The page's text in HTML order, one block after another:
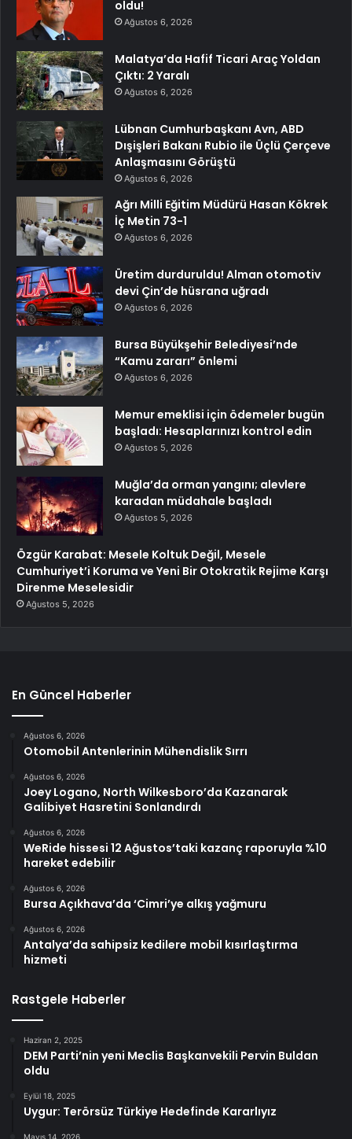
oldu!
Ağustos 6, 2026
Malatya’da Hafif Ticari Araç Yoldan
Çıktı: 2 Yaralı
Ağustos 6, 2026
Lübnan Cumhurbaşkanı Avn, ABD
Dışişleri Bakanı Rubio ile Üçlü Çerçeve
Anlaşmasını Görüştü
Ağustos 6, 2026
Ağrı Milli Eğitim Müdürü Hasan Kökrek
İç Metin 73-1
Ağustos 6, 2026
Üretim durduruldu! Alman otomotiv
devi Çin’de hüsrana uğradı
Ağustos 6, 2026
Bursa Büyükşehir Belediyesi’nde
“Kamu zararı” önlemi
Ağustos 6, 2026
Memur emeklisi için ödemeler bugün
başladı: Hesaplarınızı kontrol edin
Ağustos 5, 2026
Muğla’da orman yangını; alevlere
karadan müdahale başladı
Ağustos 5, 2026
Özgür Karabat: Mesele Koltuk Değil, Mesele
Cumhuriyet’i Koruma ve Yeni Bir Otokratik Rejime Karşı
Direnme Meselesidir
Ağustos 5, 2026
En Güncel Haberler
Ağustos 6, 2026
Otomobil Antenlerinin Mühendislik Sırrı
Ağustos 6, 2026
Joey Logano, North Wilkesboro’da Kazanarak
Galibiyet Hasretini Sonlandırdı
Ağustos 6, 2026
WeRide hissesi 12 Ağustos’taki kazanç raporuyla %10
hareket edebilir
Ağustos 6, 2026
Bursa Açıkhava’da ‘Cimri’ye alkış yağmuru
Ağustos 6, 2026
Antalya’da sahipsiz kedilere mobil kısırlaştırma
hizmeti
Rastgele Haberler
Haziran 2, 2025
DEM Parti’nin yeni Meclis Başkanvekili Pervin Buldan
oldu
Eylül 18, 2025
Uygur: Terörsüz Türkiye Hedefinde Kararlıyız
Mayıs 14, 2026